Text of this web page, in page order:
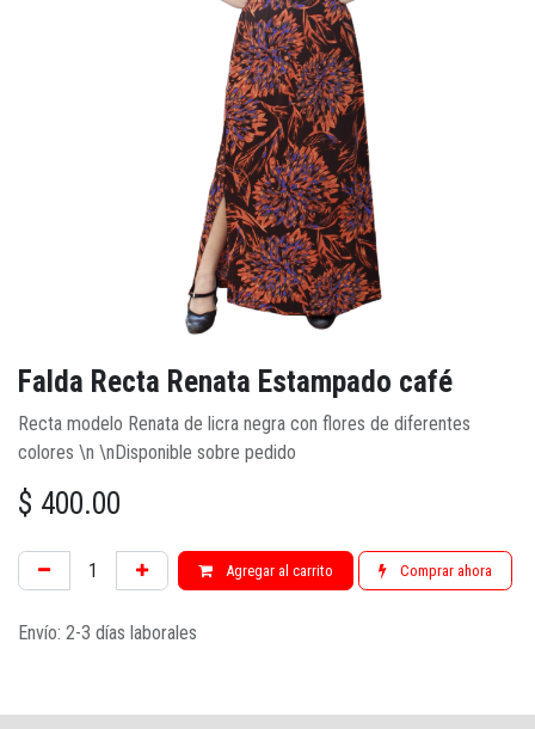
Falda Recta Renata Estampado café
Recta modelo Renata de licra negra con flores de diferentes
colores \n \nDisponible sobre pedido
$ 400.00
Agregar al carrito Comprar ahora
Envío: 2-3 días laborales